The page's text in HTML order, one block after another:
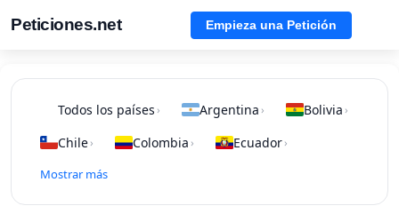
Peticiones.net Empieza una Petición
Todos los países › Argentina › Bolivia ›
Chile› Colombia › Ecuador›
Mostrar más